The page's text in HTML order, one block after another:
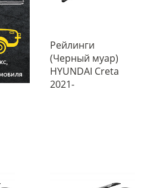
Рейлинги
(Черный муар)
HYUNDAI Creta
2021-